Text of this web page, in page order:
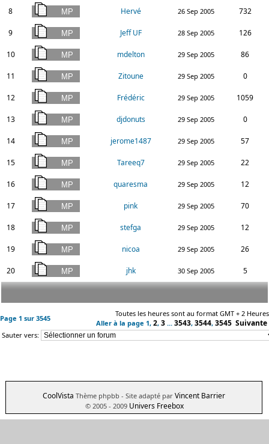
8 Hervé 26 Sep 2005 732
9 Jeff UF 28 Sep 2005 126
10 mdelton 29 Sep 2005 86
11 Zitoune 29 Sep 2005 0
12 Frédéric 29 Sep 2005 1059
13 djdonuts 29 Sep 2005 0
14 jerome1487 29 Sep 2005 57
15 Tareeq7 29 Sep 2005 22
16 quaresma 29 Sep 2005 12
17 pink 29 Sep 2005 70
18 stefga 29 Sep 2005 12
19 nicoa 29 Sep 2005 26
20 jhk 30 Sep 2005 5
Page 1 sur 3545
Toutes les heures sont au format GMT + 2 Heures
Aller à la page 1, 2, 3 ... 3543, 3544, 3545 Suivante
Sauter vers:
CoolVista Thème phpbb - Site adapté par Vincent Barrier
© 2005 - 2009 Univers Freebox